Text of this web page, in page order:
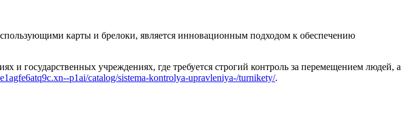
карты и брелоки, является инновационным подходом к обеспечению
государственных учреждениях, где требуется строгий контроль за перемещением людей, а
p1ai/catalog/sistema-kontrolya-upravleniya-/turnikety/.